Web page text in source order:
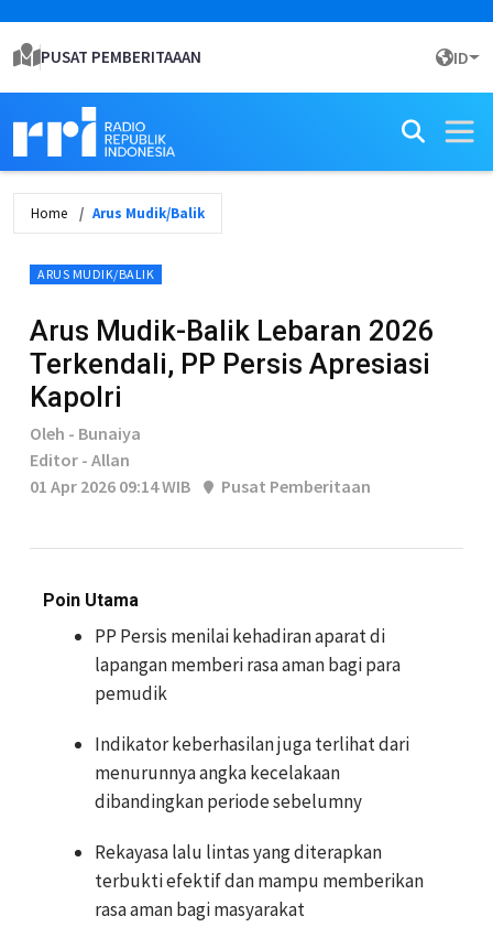
PUSAT PEMBERITAAAN ID
Home Arus Mudik/Balik
ARUS MUDIK/BALIK
Arus Mudik-Balik Lebaran 2026
Terkendali, PP Persis Apresiasi
Kapolri
Oleh - Bunaiya
Editor - Allan
01 Apr 2026 09:14 WIB
Pusat Pemberitaan
Poin Utama
PP Persis menilai kehadiran aparat di
lapangan memberi rasa aman bagi para
pemudik
Indikator keberhasilan juga terlihat dari
menurunnya angka kecelakaan
dibandingkan periode sebelumny
Rekayasa lalu lintas yang diterapkan
terbukti efektif dan mampu memberikan
rasa aman bagi masyarakat